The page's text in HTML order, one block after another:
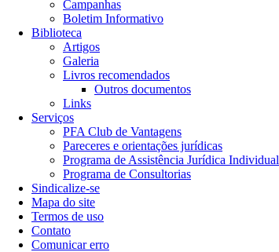
Campanhas
Boletim Informativo
Biblioteca
Artigos
Galeria
Livros recomendados
Outros documentos
Links
Serviços
PFA Club de Vantagens
Pareceres e orientações jurídicas
Programa de Assistência Jurídica Individual
Programa de Consultorias
Sindicalize-se
Mapa do site
Termos de uso
Contato
Comunicar erro